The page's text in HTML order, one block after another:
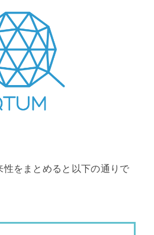
をまとめると以下の通りで